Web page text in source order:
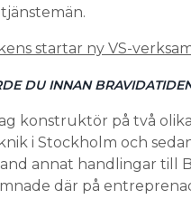
startar ny VS-
DU INNAN
konstruktör på två
i Stockholm och
annat handlingar till
där på